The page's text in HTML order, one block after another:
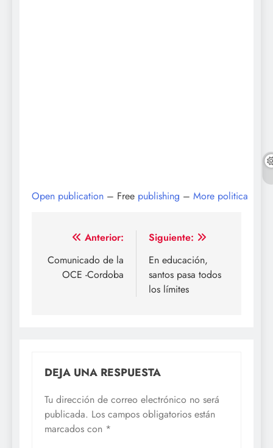
Open publication – Free publishing – More politica
Navegación
de
entradas
Anterior:
Comunicado de la
OCE -Cordoba
Siguiente:
En educación,
santos pasa todos
los límites
DEJA UNA RESPUESTA
Tu dirección de correo electrónico no será
publicada. Los campos obligatorios están
marcados con *